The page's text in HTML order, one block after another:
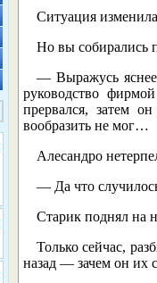
Ситуация
Но вы собирались
— Выражусь
руководство
прервался, затем
вообразить не мог…
Алесандро
— Да что
Старик поднял на
Только сейчас,
назад — зачем он их